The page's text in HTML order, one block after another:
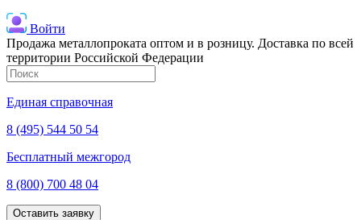
Войти
Продажа металлопроката оптом и в розницу. Доставка по всей
территории Российской Федерации
Единая справочная
8 (495) 544 50 54
Бесплатный межгород
8 (800) 700 48 04
Оставить заявку